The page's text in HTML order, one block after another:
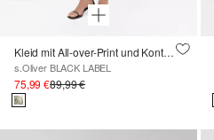
Kleid mit All-over-Print und Kontrast-Detail
s.Oliver BLACK LABEL
75,99 €89,99 €